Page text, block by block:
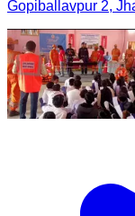
Gopiballavpur 2,